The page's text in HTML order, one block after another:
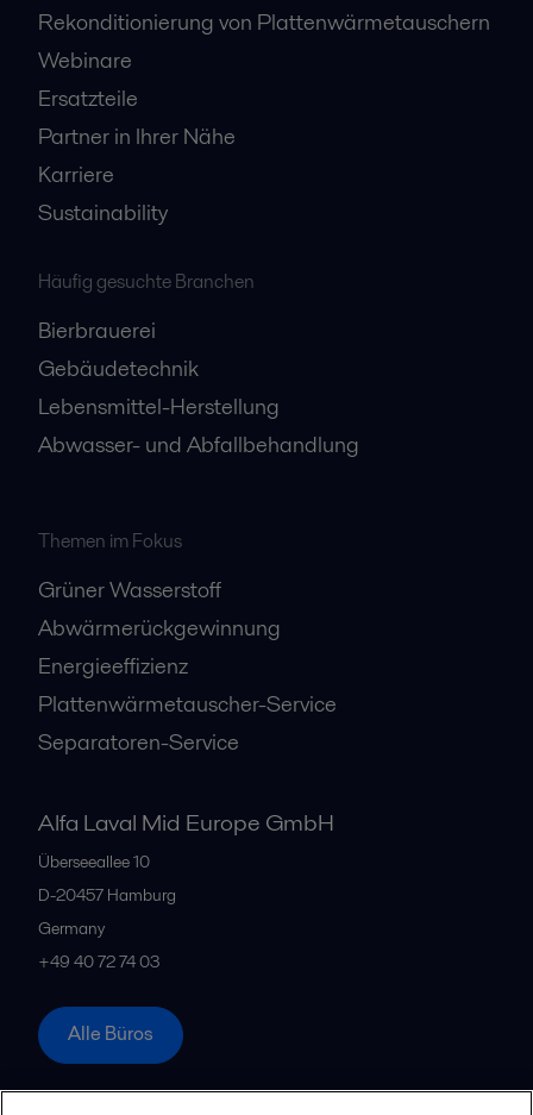
Rekonditionierung von Plattenwärmetauschern
Webinare
Ersatzteile
Partner in Ihrer Nähe
Karriere
Sustainability
Häufig gesuchte Branchen
Bierbrauerei
Gebäudetechnik
Lebensmittel-Herstellung
Abwasser- und Abfallbehandlung
Themen im Fokus
Grüner Wasserstoff
Abwärmerückgewinnung
Energieeffizienz
Plattenwärmetauscher-Service
Separatoren-Service
Alfa Laval Mid Europe GmbH
Überseeallee 10
D-20457 Hamburg
Germany
+49 40 72 74 03
Alle Büros